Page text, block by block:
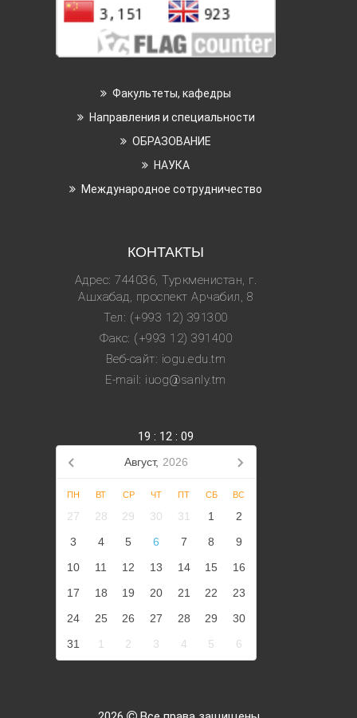
Факультеты, кафедры
Направления и специальности
ОБРАЗОВАНИЕ
НАУКА
Международное сотрудничество
КОНТАКТЫ
Адрес: 744036, Туркменистан, г.
Ашхабад, проспект Арчабил, 8
Тел: (+993 12) 391300
Факс: (+993 12) 391400
Веб-сайт: iogu.edu.tm
E-mail: iuog@sanly.tm
19 : 12 : 09
Август, 2026
ПН ВТ СР ЧТ ПТ СБ ВС
27 28 29 30 31 1
2
3
4 5 6 7 8
9
10
11 12 13 14 15
16
17
18 19 20 21 22
23
24
25 26 27 28 29
30
31
1 2 3 4 5 6